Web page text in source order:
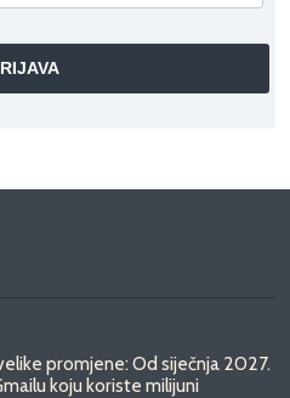
promjene: Od siječnja 2027.
koju koriste milijuni